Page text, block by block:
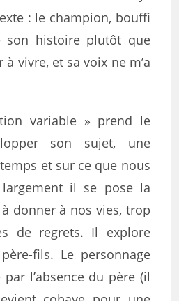
: le champion, bouffi
son histoire plutôt que
vivre, et sa voix ne m’a
variable » prend le
son sujet, une
et sur ce que nous
il se pose la
donner à nos vies, trop
de regrets. Il explore
fils. Le personnage
l’absence du père (il